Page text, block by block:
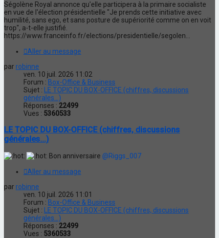
Ségolène Royal annonce qu'elle participera à la primaire socialiste
en vue de l'élection présidentielle "Je prends cette initiative avec
humilité, sans ego, et sans posture de supériorité comme on en voit
trop", a-t-elle justifié.
https://www.franceinfo.fr/elections/presidentielle/segolen...
Aller au message
par robinne
ven. 10 juil. 2026 11:02
Forum : Box-Office & Business
Sujet :
LE TOPIC DU BOX-OFFICE (chiffres, discussions
générales...)
Réponses : 22499
Vues : 5360533
LE TOPIC DU BOX-OFFICE (chiffres, discussions
générales...)
Bon anniversaire @Riggs_007
Aller au message
par robinne
ven. 10 juil. 2026 11:01
Forum : Box-Office & Business
Sujet :
LE TOPIC DU BOX-OFFICE (chiffres, discussions
générales...)
Réponses : 22499
Vues : 5360533